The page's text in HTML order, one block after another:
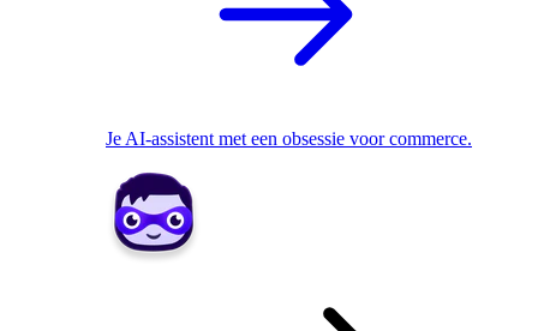
Je AI-assistent met een obsessie voor commerce.